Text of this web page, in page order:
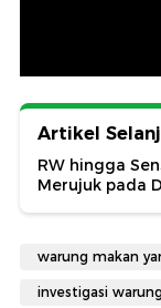
Artikel
RW hingga
Merujuk pada
warung makan
investigasi